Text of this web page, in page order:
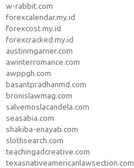
w-rabbit.com
forexcalendar.my.id
forexcost.my.id
forexcracked.my.id
austinmgarner.com
awinterromance.com
awppgh.com
basantpradhanmd.com
bronislawmag.com
salvemoslacandela.com
seasabia.com
shakiba-enayati.com
slothsearch.com
teachingadcreative.com
texasnativeamericanlawsection.com